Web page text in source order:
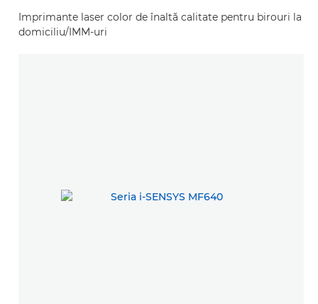
Imprimante laser color de înaltă calitate pentru birouri la
domiciliu/IMM-uri